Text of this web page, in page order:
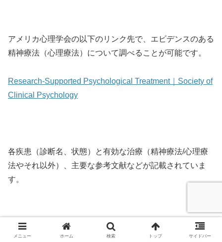
アメリカ心理学会の以下のリンク先で、エビデンスのある
精神療法（心理療法）について調べることが可能です。
Research-Supported Psychological Treatment｜Society of
Clinical Psychology
各疾患（診断名、状態）と有効な治療（精神療法/心理療
法やそれ以外）、主要な参考文献などが記載されていま
す。
当ブログでも今後、疾患別のESTsを紹介していく予定で
メニュー ホーム 検索 トップ サイドバー